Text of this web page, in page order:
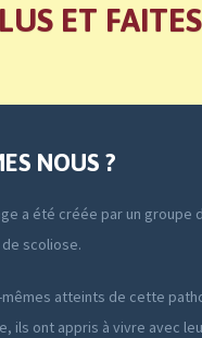
ET
NOUS ?
a été créée par un groupe
scoliose.
mêmes atteints de cette
ils ont appris à vivre avec